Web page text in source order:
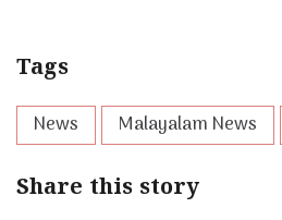
Tags
News Malayalam News
Share this story